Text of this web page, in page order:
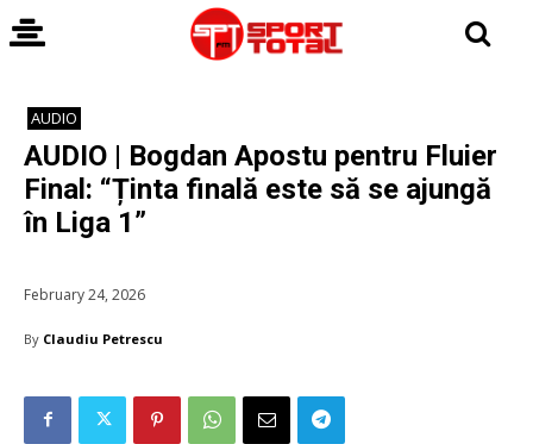
AUDIO
AUDIO | Bogdan Apostu pentru Fluier
Final: “Ținta finală este să se ajungă
în Liga 1”
February 24, 2026
By Claudiu Petrescu